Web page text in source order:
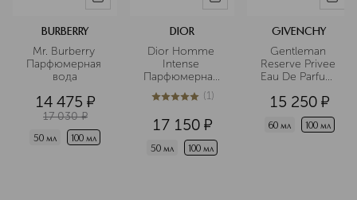
BURBERRY
Mr. Burberry
Парфюмерная
вода
14 475 ¤
17 030 ¤
50 мл 100 мл
DIOR
Dior Homme
Intense
Парфюмерная
вода
5из 51 (1)
17 150 ¤
50 мл 100 мл
GIVENCHY
Gentleman
Reserve Privee
Eau De Parfum
вода
15 250 ¤
60 мл 100 мл